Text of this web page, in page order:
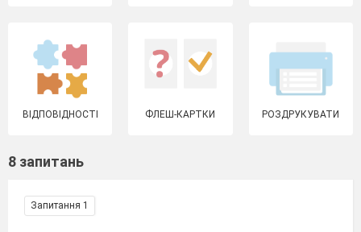
ВІДПОВІДНОСТІ ФЛЕШ-КАРТКИ РОЗДРУКУВАТИ
8 запитань
Запитання 1